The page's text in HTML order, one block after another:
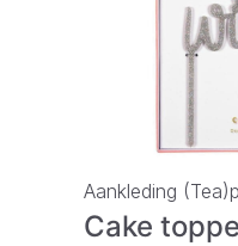
Aankleding
Cake